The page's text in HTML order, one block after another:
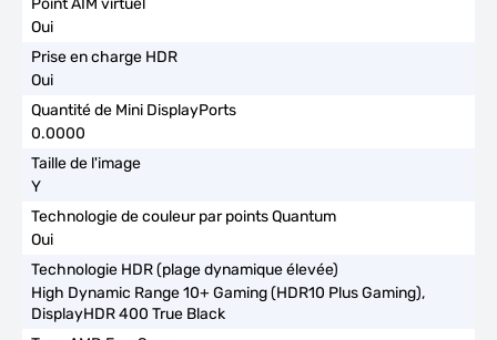
Oui
Oui
0.0000
Y
Oui
High Dynamic Range 10+ Gaming (HDR10 Plus Gaming),
DisplayHDR 400 True Black